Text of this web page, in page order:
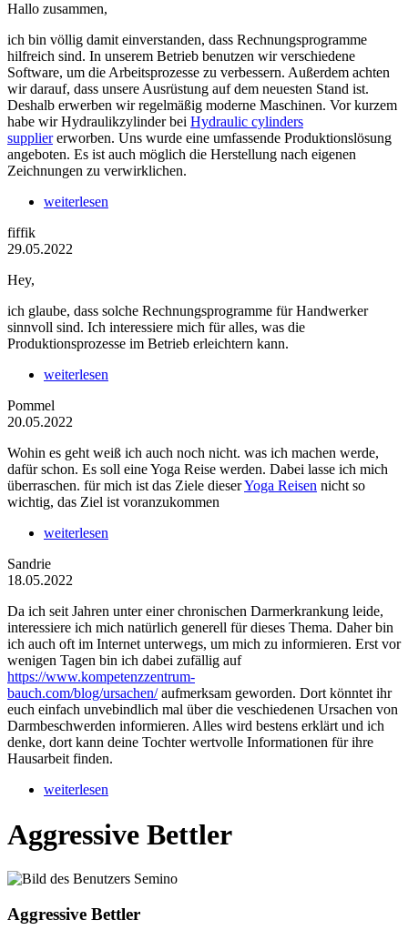
Hallo zusammen,
ich bin völlig damit einverstanden, dass Rechnungsprogramme
hilfreich sind. In unserem Betrieb benutzen wir verschiedene
Software, um die Arbeitsprozesse zu verbessern. Außerdem achten
wir darauf, dass unsere Ausrüstung auf dem neuesten Stand ist.
Deshalb erwerben wir regelmäßig moderne Maschinen. Vor kurzem
habe wir Hydraulikzylinder bei Hydraulic cylinders
suppliererworben. Uns wurde eine umfassende Produktionslösung
angeboten. Es ist auch möglich die Herstellung nach eigenen
Zeichnungen zu verwirklichen.
weiterlesen
fiffik
29.05.2022
Hey,
ich glaube, dass solche Rechnungsprogramme für Handwerker
sinnvoll sind. Ich interessiere mich für alles, was die
Produktionsprozesse im Betrieb erleichtern kann.
weiterlesen
Pommel
20.05.2022
Wohin es geht weiß ich auch noch nicht. was ich machen werde,
dafür schon. Es soll eine Yoga Reise werden. Dabei lasse ich mich
überraschen. für mich ist das Ziele dieserYoga Reisen nicht so
wichtig, das Ziel ist voranzukommen
weiterlesen
Sandrie
18.05.2022
Da ich seit Jahren unter einer chronischen Darmerkrankung leide,
interessiere ich mich natürlich generell für dieses Thema. Daher bin
ich auch oft im Internet unterwegs, um mich zu informieren. Erst vor
wenigen Tagen bin ich dabei zufällig auf
https://www.kompetenzzentrum-
bauch.com/blog/ursachen/aufmerksam geworden. Dort könntet ihr
euch einfach unvebindlich mal über die veschiedenen Ursachen von
Darmbeschwerden informieren. Alles wird bestens erklärt und ich
denke, dort kann deine Tochter wertvolle Informationen für ihre
Hausarbeit finden.
weiterlesen
Aggressive Bettler
Aggressive Bettler